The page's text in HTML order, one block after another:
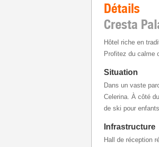
Détails
Cresta
Hôtel riche en
Profitez du calme
Situation
Dans un vaste
Celerina. À côté
de ski pour
Infrastructure
Hall de réception